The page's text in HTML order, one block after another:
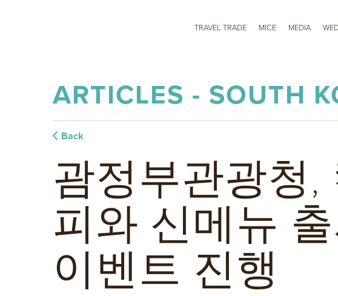
TRAVEL TRADE MICE MEDIA
ARTICLES - SOUTH
Back
괌정부관광청,
피와 신메뉴
이벤트 진행